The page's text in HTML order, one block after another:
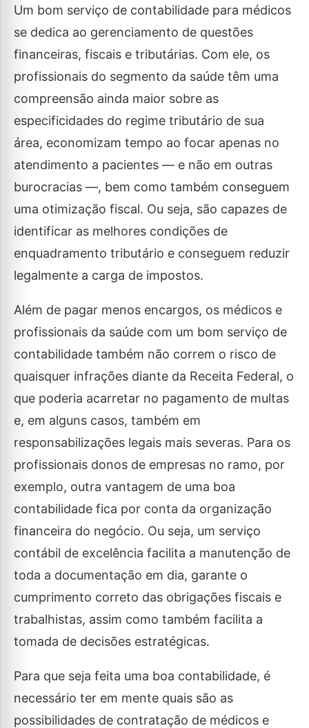
Um bom serviço de contabilidade para médicos
se dedica ao gerenciamento de questões
financeiras, fiscais e tributárias. Com ele, os
profissionais do segmento da saúde têm uma
compreensão ainda maior sobre as
especificidades do regime tributário de sua
área, economizam tempo ao focar apenas no
atendimento a pacientes — e não em outras
burocracias —, bem como também conseguem
uma otimização fiscal. Ou seja, são capazes de
identificar as melhores condições de
enquadramento tributário e conseguem reduzir
legalmente a carga de impostos.
Além de pagar menos encargos, os médicos e
profissionais da saúde com um bom serviço de
contabilidade também não correm o risco de
quaisquer infrações diante da Receita Federal, o
que poderia acarretar no pagamento de multas
e, em alguns casos, também em
responsabilizações legais mais severas. Para os
profissionais donos de empresas no ramo, por
exemplo, outra vantagem de uma boa
contabilidade fica por conta da organização
financeira do negócio. Ou seja, um serviço
contábil de excelência facilita a manutenção de
toda a documentação em dia, garante o
cumprimento correto das obrigações fiscais e
trabalhistas, assim como também facilita a
tomada de decisões estratégicas.
Para que seja feita uma boa contabilidade, é
necessário ter em mente quais são as
possibilidades de contratação de médicos e